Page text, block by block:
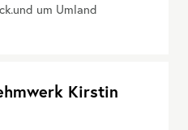
um Umland
Kirstin